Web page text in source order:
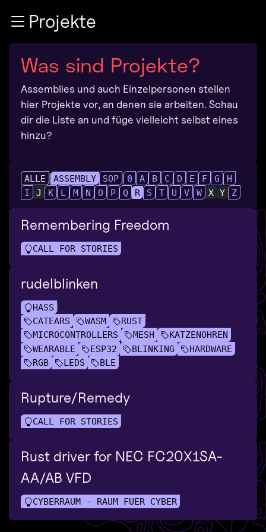
Zum InhaltProjekte
Was sind Projekte?
Assemblies und auch Einzelpersonen stellen
hier Projekte vor, an denen sie arbeiten. Schau
dir die Liste an und füge vielleicht selbst eines
hinzu?
ALLE ASSEMBLY SOP 0 A B C D E F G
H
I
J K L M N O P Q R S T U V W X Y Z
Remembering Freedom
CALL FOR STORIES
rudelblinken
HASS
CATEARS
WASM
RUST
MICROCONTROLLERS
MESH
KATZENOHREN
WEARABLE
ESP32 BLINKING
HARDWARE
RGB
LEDS BLE
Rupture/Remedy
CALL FOR STORIES
Rust driver for NEC FC20X1SA-
AA/AB VFD
CYBERRAUM - RAUM FUER CYBER